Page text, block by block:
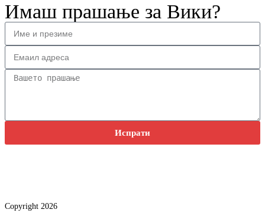
Имаш прашање за Вики?
Испрати
Copyright 2026